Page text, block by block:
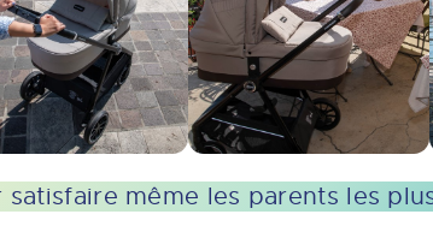
satisfaire même les parents les